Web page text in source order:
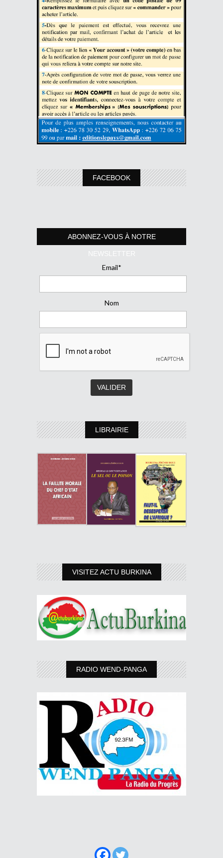
FACEBOOK
ABONNEZ-VOUS À NOTRE
NEWSLETTER
Email*
Nom
LIBRAIRIE
VISITEZ ACTU BURKINA
RADIO WEND-PANGA